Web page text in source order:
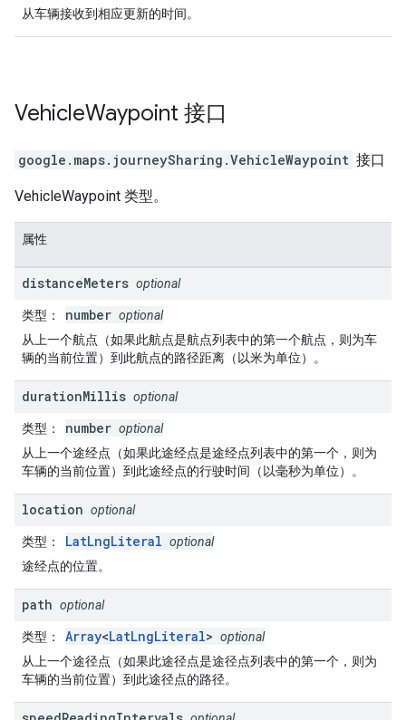
从车辆接收到相应更新的时间。
VehicleWaypoint 接口
google.maps.journeySharing .VehicleWaypoint 接口
VehicleWaypoint 类型。
属性
distanceMeters optional
类型 ： number optional
从上一个航点（如果此航点是航点列表中的第一个航点，则为车
辆的当前位置）到此航点的路径距离（以米为单位）。
durationMillis optional
类型 ： number optional
从上一个途经点（如果此途经点是途经点列表中的第一个，则为
车辆的当前位置）到此途经点的行驶时间（以毫秒为单位）。
location optional
类型 ： LatLngLiteral optional
途经点的位置。
path optional
类型 ： Array<LatLngLiteral> optional
从上一个途径点（如果此途径点是途径点列表中的第一个，则为
车辆的当前位置）到此途径点的路径。